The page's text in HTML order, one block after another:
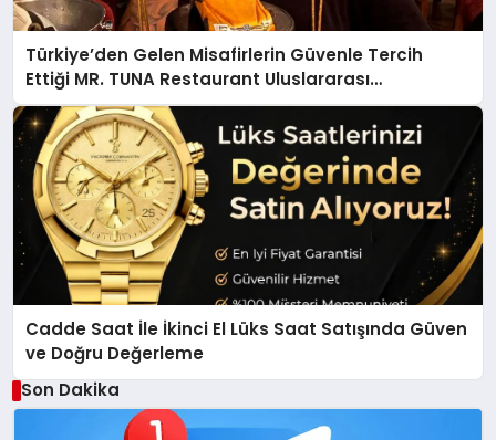
Türkiye’den Gelen Misafirlerin Güvenle Tercih
Ettiği MR. TUNA Restaurant Uluslararası
Başarısıyla Dikkat Çekiyor
Cadde Saat İle İkinci El Lüks Saat Satışında Güven
ve Doğru Değerleme
Son Dakika